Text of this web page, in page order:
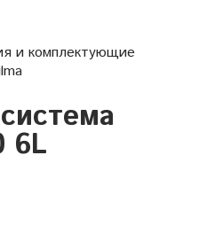
и комплектующие
6L